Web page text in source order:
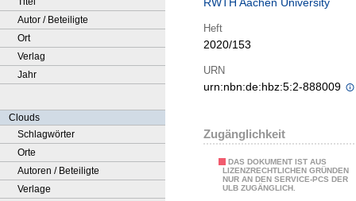
Autor / Beteiligte
Ort
Verlag
Jahr
Clouds
Schlagwörter
Orte
Autoren / Beteiligte
Verlage
RWTH Aachen University
Heft
2020/153
URN
urn:nbn:de:hbz:5:2-888009
Zugänglichkeit
DAS DOKUMENT IST AUS
LIZENZRECHTLICHEN GRÜNDEN
NUR AN DEN SERVICE-PCS DER
ULB ZUGÄNGLICH.